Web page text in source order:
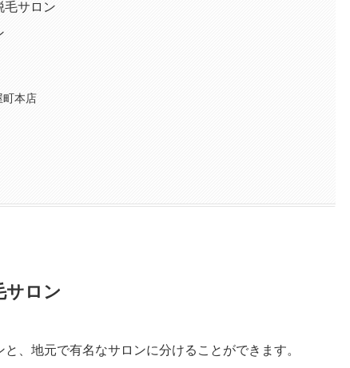
毛サロン
本店
サロン
、地元で有名なサロンに分けることができます。